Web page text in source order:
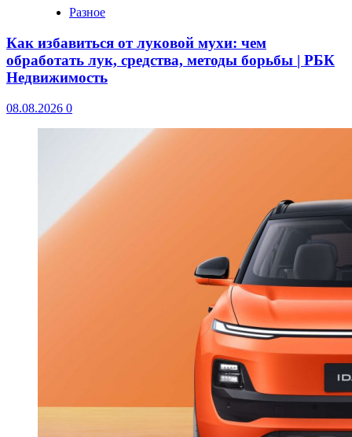
Разное
Как избавиться от луковой мухи: чем
обработать лук, средства, методы борьбы | РБК
Недвижимость
08.08.2026 0